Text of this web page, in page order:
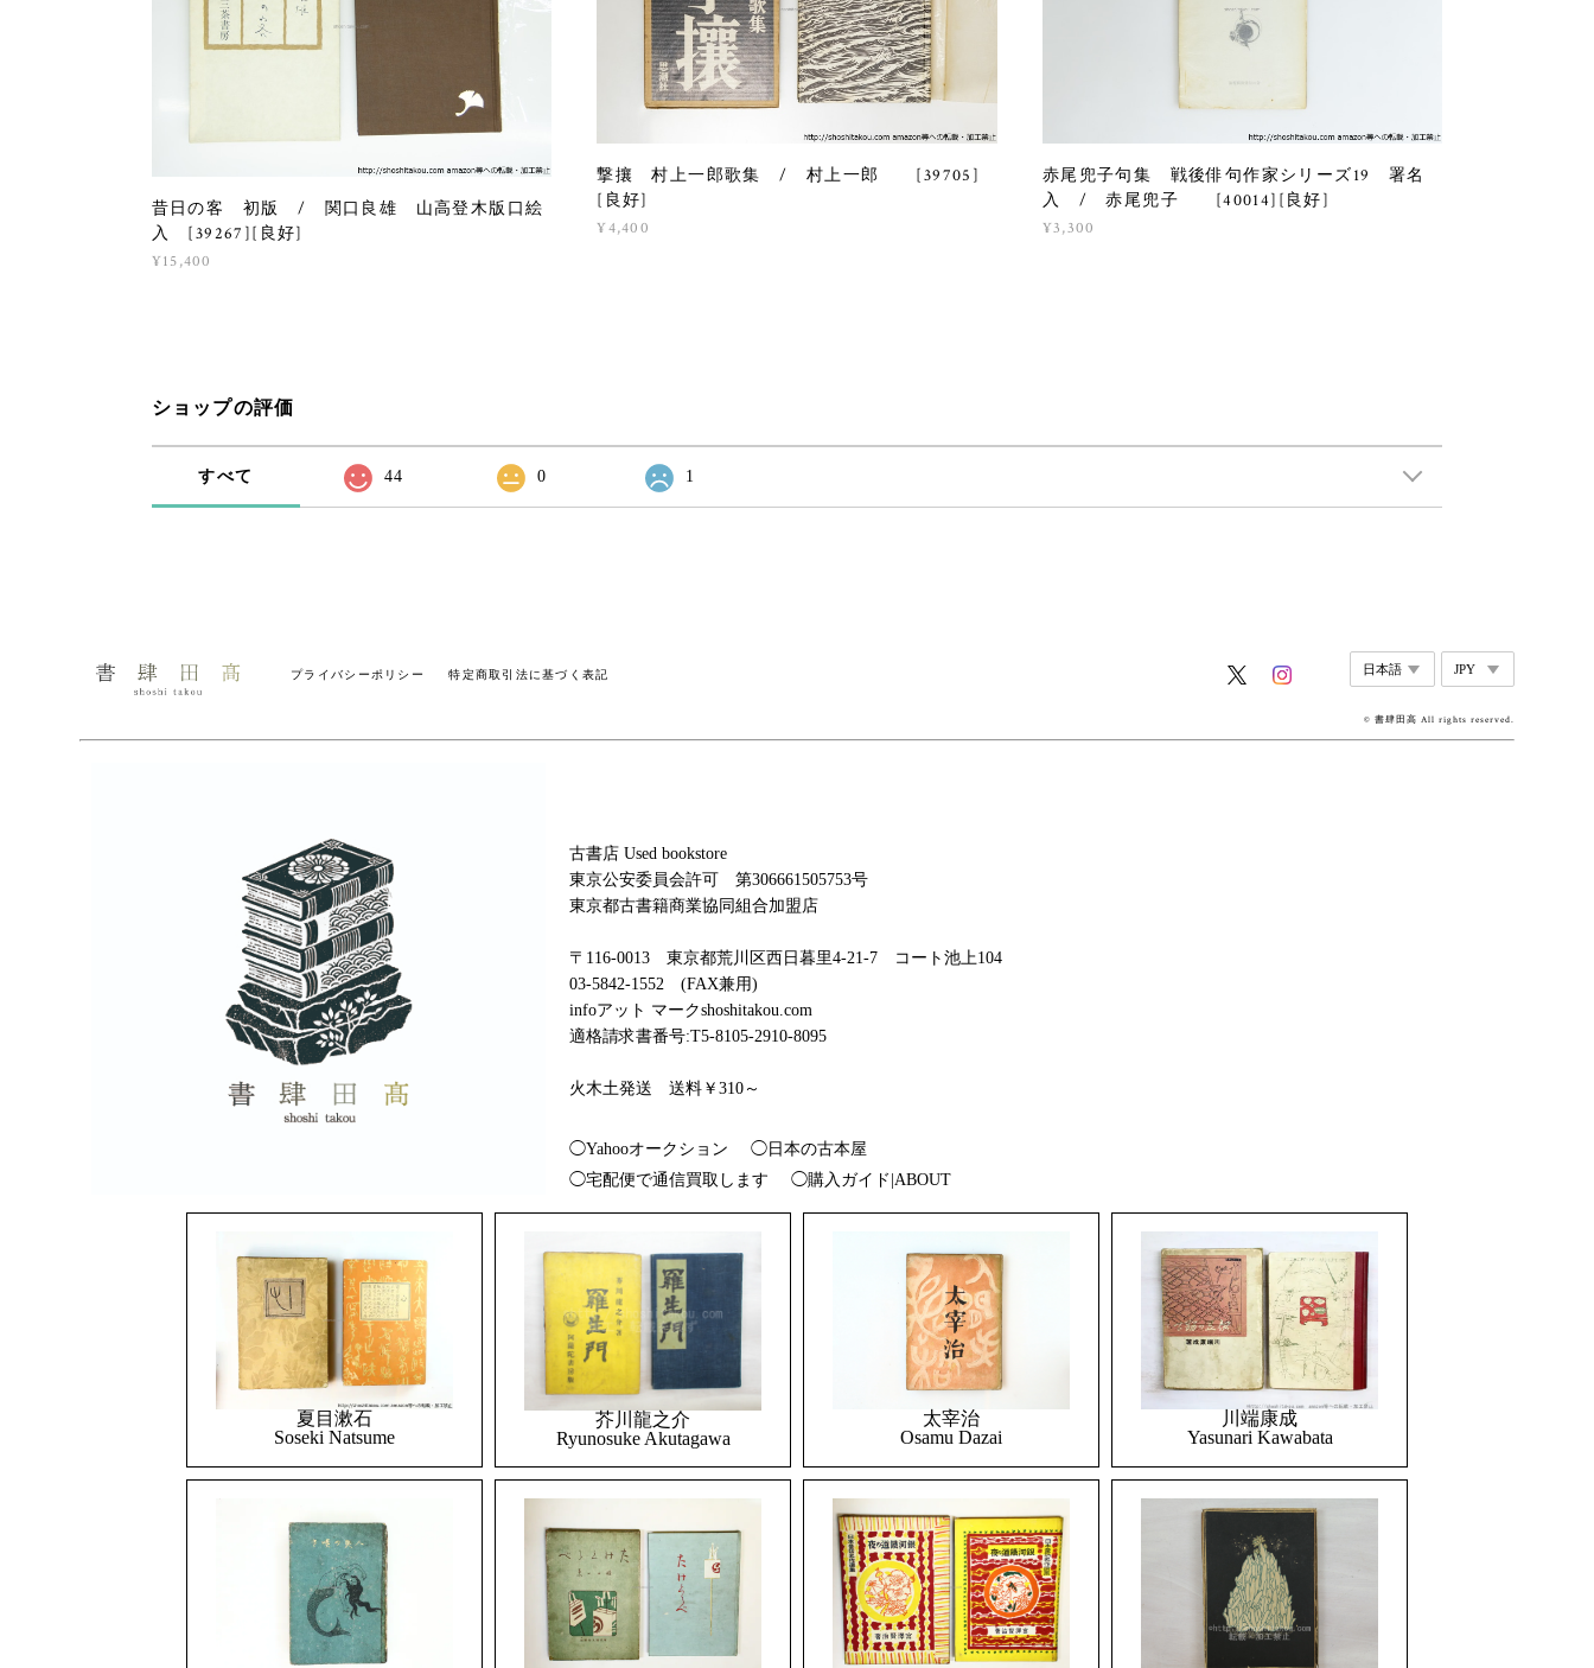
昔日の客 初版 / 関口良雄 山高登木版口絵
入 [39267][良好]
¥15,400
撃攘 村上一郎歌集 / 村上一郎 [39705]
[良好]
¥4,400
赤尾兜子句集 戦後俳句作家シリーズ19 署名
入 / 赤尾兜子 [40014][良好]
¥3,300
ショップの評価
すべて 44 0 1
プライバシーポリシー 特定商取引法に基づく表記
© 書肆田高 All rights reserved.
古書店 Used bookstore
東京公安委員会許可 第306661505753号
東京都古書籍商業協同組合加盟店
〒116-0013 東京都荒川区西日暮里4-21-7 コート池上104
03-5842-1552 (FAX兼用)
infoアット マークshoshitakou.com
適格請求書番号:T5-8105-2910-8095
火木土発送 送料￥310～
◯Yahooオークション
◯日本の古本屋
◯宅配便で通信買取します
◯購入ガイド|ABOUT
夏目漱石
Soseki Natsume
芥川龍之介
Ryunosuke Akutagawa
太宰治
Osamu Dazai
川端康成
Yasunari Kawabata